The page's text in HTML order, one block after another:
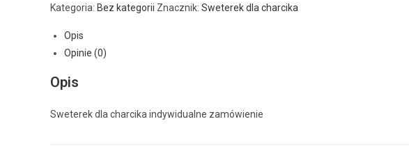
Kategoria: Bez kategorii Znacznik: Sweterek dla charcika
Opis
Opinie (0)
Opis
Sweterek dla charcika indywidualne zamówienie